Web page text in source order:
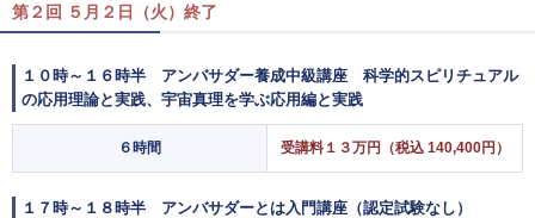
第２回 ５月２日（火）終了
１０時～１６時半 アンバサダー養成中級講座 科学的スピリチュアル
の応用理論と実践、宇宙真理を学ぶ応用編と実践
６時間 受講料１３万円（税込 140,400円）
１７時～１８時半 アンバサダーとは入門講座（認定試験なし）